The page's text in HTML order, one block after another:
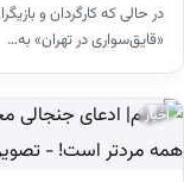
در حالی که کارگردان و
«قایق‌سواری در تهران» به…
اخبار